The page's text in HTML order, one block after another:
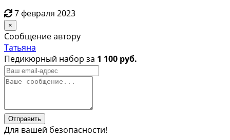
7 февраля 2023
×
Сообщение автору
Татьяна
Педикюрный набор за 1 100 руб.
Отправить
Для вашей безопасности!